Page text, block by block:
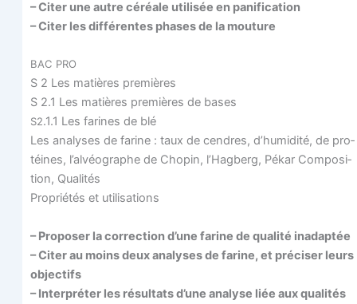
– Citer une autre céréale uti­li­sée en panification
– Citer les dif­fé­rentes phases de la mouture
BAC PRO
S 2 Les matières premières
S 2.1 Les matières pre­mières de bases
S2.1.1 Les farines de blé
Les ana­lyses de farine : taux de cendres, d’humidité, de pro­
téines, l’alvéographe de Cho­pin, l’Hagberg, Pékar Com­po­si­
tion, Qualités
Pro­prié­tés et utilisations
– Pro­po­ser la cor­rec­tion d’une farine de qua­li­té inadaptée
– Citer au moins deux ana­lyses de farine, et pré­ci­ser leurs
objectifs
– Inter­pré­ter les résul­tats d’une ana­lyse liée aux qua­li­tés